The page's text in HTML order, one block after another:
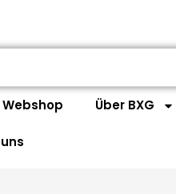
Webshop Über BXG